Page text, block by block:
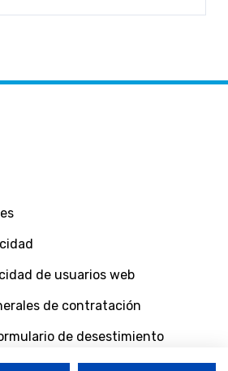
de usuarios web
de contratación
de desestimiento